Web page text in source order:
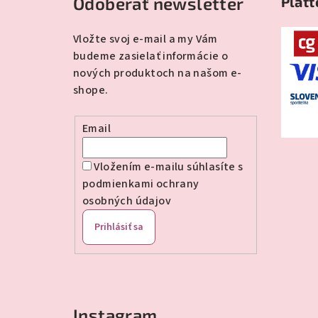
Vložte svoj e-mail a my Vám
budeme zasielať informácie o
nových produktoch na našom e-
shope.
Email
Vložením e-mailu súhlasíte s
podmienkami ochrany
osobných údajov
Prihlásiť sa